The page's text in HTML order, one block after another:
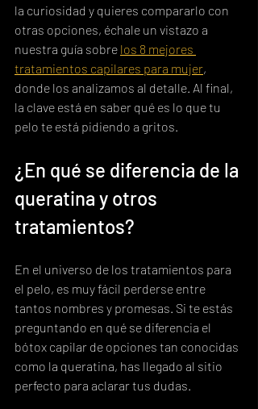
la curiosidad y quieres compararlo con
otras opciones, échale un vistazo a
nuestra guía sobre los 8 mejores
tratamientos capilares para mujer,
donde los analizamos al detalle. Al final,
la clave está en saber qué es lo que tu
pelo te está pidiendo a gritos.
¿En qué se diferencia de la
queratina y otros
tratamientos?
En el universo de los tratamientos para
el pelo, es muy fácil perderse entre
tantos nombres y promesas. Si te estás
preguntando en qué se diferencia el
bótox capilar de opciones tan conocidas
como la queratina, has llegado al sitio
perfecto para aclarar tus dudas.